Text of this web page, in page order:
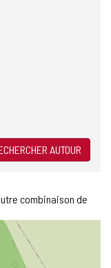
AUTOUR
combinaison de